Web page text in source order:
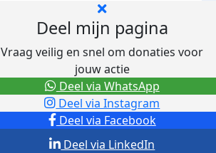
Deel mijn pagina
Vraag veilig en snel om donaties voor
jouw actie
Deel via Facebook
Deel via Instagram
Deel via LinkedIn
Deel via WhatsApp